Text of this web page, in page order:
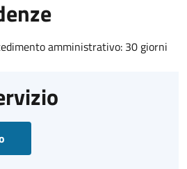
amministrativo: 30 giorni